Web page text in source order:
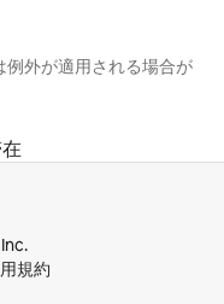
外が適用される場合が
規約